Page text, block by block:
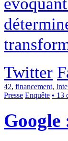
Twitter
42, financement,
Presse Enquête • 13
Google